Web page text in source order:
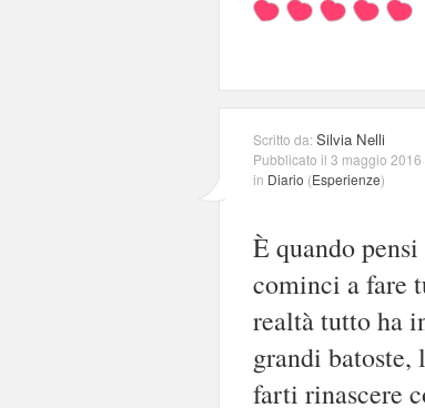
Scritto da:Silvia Nelli
Pubblicato il 3 maggio 2016
in Diario (Esperienze)
È quando
cominci a fare
realtà tutto ha
grandi batoste,
farti rinascere